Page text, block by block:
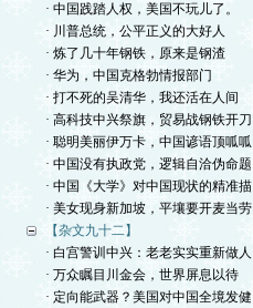
· 中国践踏人权，美国不玩儿了。
· 川普总统，公平正义的大好人
· 炼了几十年钢铁，原来是钢渣
· 华为，中国克格勃情报部门
· 打不死的吴清华，我还活在人间
· 高科技中兴祭旗，贸易战钢铁开刀
· 聪明美丽伊万卡，中国谚语顶呱呱
· 中国没有执政党，逻辑自洽伪命题
· 中国《大学》对中国现状的精准描
· 美女现身新加坡，平壤要开麦当劳
【杂文九十二】
· 白宫警训中兴：老老实实重新做人
· 万众瞩目川金会，世界屏息以待
· 定向能武器？美国对中国全境发健